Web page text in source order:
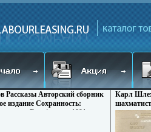
Рассказы Авторский сборник
издание Сохранность:
Renaissance, 1991 г
336 стр Тираж: 50000 экз
Карл